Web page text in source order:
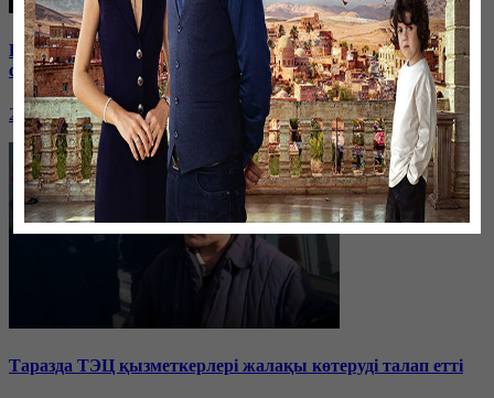
Бірнеше отбасын алдаған туристік фирма директоры
сотталып жатыр
26 января, 19:36
Таразда ТЭЦ қызметкерлері жалақы көтеруді талап етті